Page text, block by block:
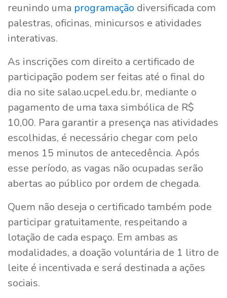
reunindo uma programação diversificada com
palestras, oficinas, minicursos e atividades
interativas.
As inscrições com direito a certificado de
participação podem ser feitas até o final do
dia no site salao.ucpel.edu.br, mediante o
pagamento de uma taxa simbólica de R$
10,00. Para garantir a presença nas atividades
escolhidas, é necessário chegar com pelo
menos 15 minutos de antecedência. Após
esse período, as vagas não ocupadas serão
abertas ao público por ordem de chegada.
Quem não deseja o certificado também pode
participar gratuitamente, respeitando a
lotação de cada espaço. Em ambas as
modalidades, a doação voluntária de 1 litro de
leite é incentivada e será destinada a ações
sociais.